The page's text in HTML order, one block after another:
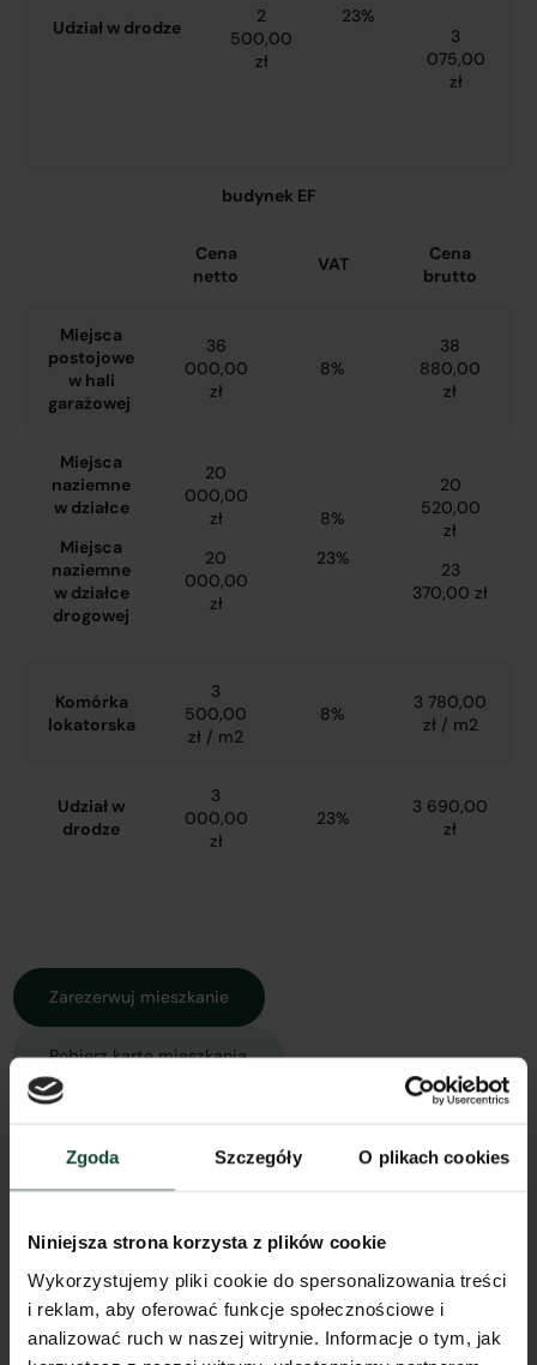
Zgoda Szczegóły O plikach cookies
Niniejsza strona korzysta z plików cookie
Wykorzystujemy pliki cookie do spersonalizowania treści
i reklam, aby oferować funkcje społecznościowe i
analizować ruch w naszej witrynie. Informacje o tym, jak
Spacer 3D Model 3D
Inne koszty związane z zakupem mieszkania:
Udział w drodze
2
500,00
zł
23%
3
075,00
zł
budynek EF
Cena
netto
VAT
Cena
brutto
Miejsca
postojowe
w hali
garażowej
36
000,00
zł
8%
38
880,00
zł
Miejsca
naziemne
w działce
Miejsca
naziemne
w działce
drogowej
20
000,00
zł
20
000,00
zł
8%
23%
20
520,00
zł
23
370,00 zł
Komórka
lokatorska
3
500,00
zł / m2
8%
3 780,00
zł / m2
Udział w
drodze
3
000,00
zł
23%
3 690,00
zł
Zarezerwuj mieszkanie
Pobierz kartę mieszkania